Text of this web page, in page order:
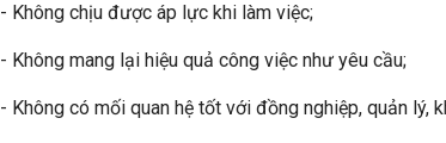
- Không chịu được áp lực khi làm việc;
- Không mang lại hiệu quả công việc như yêu cầu;
- Không có mối quan hệ tốt với đồng nghiệp, quản lý,